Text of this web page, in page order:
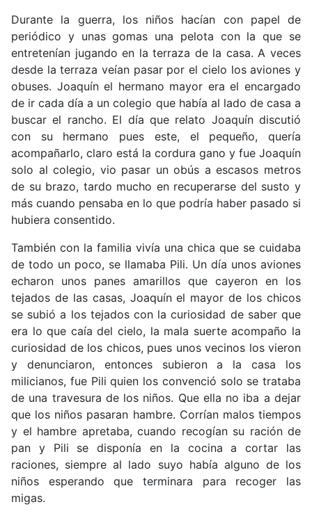
Durante la guerra, los niños hacían con papel de
periódico y unas gomas una pelota con la que se
entretenían jugando en la terraza de la casa. A veces
desde la terraza veían pasar por el cielo los aviones y
obuses. Joaquín el hermano mayor era el encargado
de ir cada día a un colegio que había al lado de casa a
buscar el rancho. El día que relato Joaquín discutió
con su hermano pues este, el pequeño, quería
acompañarlo, claro está la cordura gano y fue Joaquín
solo al colegio, vio pasar un obús a escasos metros
de su brazo, tardo mucho en recuperarse del susto y
más cuando pensaba en lo que podría haber pasado si
hubiera consentido.
También con la familia vivía una chica que se cuidaba
de todo un poco, se llamaba Pili. Un día unos aviones
echaron unos panes amarillos que cayeron en los
tejados de las casas, Joaquín el mayor de los chicos
se subió a los tejados con la curiosidad de saber que
era lo que caía del cielo, la mala suerte acompaño la
curiosidad de los chicos, pues unos vecinos los vieron
y denunciaron, entonces subieron a la casa los
milicianos, fue Pili quien los convenció solo se trataba
de una travesura de los niños. Que ella no iba a dejar
que los niños pasaran hambre. Corrían malos tiempos
y el hambre apretaba, cuando recogían su ración de
pan y Pili se disponía en la cocina a cortar las
raciones, siempre al lado suyo había alguno de los
niños esperando que terminara para recoger las
migas.